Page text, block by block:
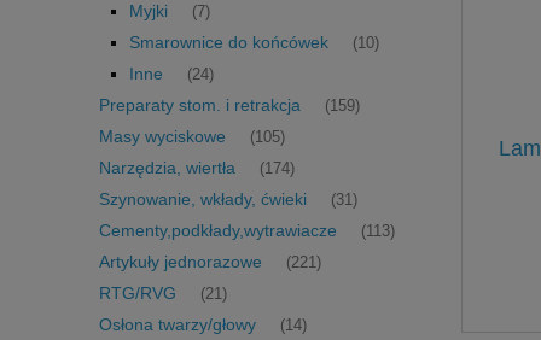
Myjki (7)
Smarownice do końcówek (10)
Inne (24)
Preparaty stom. i retrakcja (159)
Masy wyciskowe (105)
Narzędzia, wiertła (174)
Szynowanie, wkłady, ćwieki (31)
Cementy,podkłady,wytrawiacze (113)
Artykuły jednorazowe (221)
RTG/RVG (21)
Osłona twarzy/głowy (14)